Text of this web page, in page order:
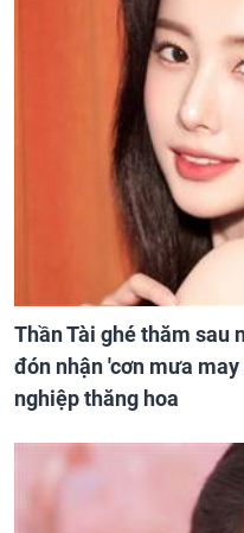
Thần Tài ghé thăm sau
đón nhận 'cơn mưa
nghiệp thăng hoa